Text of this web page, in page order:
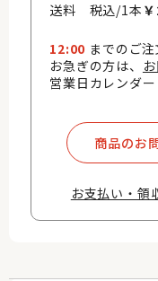
送料 税込/1本 ￥
12:00 までのご
お急ぎの方は、
営業日カレンダ
商品のお
お支払い・領